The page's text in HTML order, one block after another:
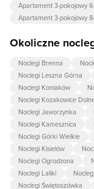
Apartament 3-pokojowy
Apartament 3-pokojowy
Okoliczne
Noclegi Brenna
Noclegi Leszna Górna
Noclegi Koniaków
Noclegi Kozakowice
Noclegi Jaworzynka
Noclegi Kamesznica
Noclegi Górki Wielkie
Noclegi Kisielów
Noclegi Ogrodzona
Noclegi Laliki
Noclegi Świętoszówka